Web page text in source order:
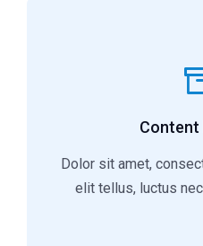
Dolor sit amet,
elit tellus, luctus